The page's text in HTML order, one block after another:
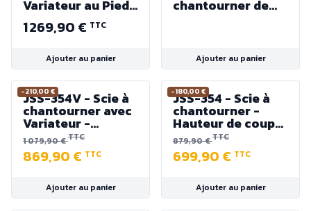
Variateur au Pied -
Col de Cygne 365
mm - 230V 100W
1 269,90 € TTC
Ajouter au panier
chantourner de
Ajouter au panier
-210,00 €
JSS-354V - Scie à
chantourner avec
Variateur -
Hauteur de coupe
60 mm - 120 W
1 079,90 €TTC
869,90 € TTC
Ajouter au panier
-180,00 €
JSS-354 - Scie à
chantourner -
Hauteur de coupe
60 mm - Col de
Cygne 460 mm -
120 W
879,90 €TTC
699,90 € TTC
Ajouter au panier